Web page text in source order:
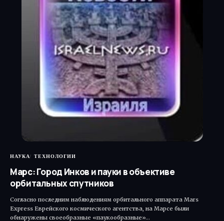
НАУКА ТЕХНОЛОГИИ
Марс: Город Инков и пауки в объективе
орбитальных спутников
Согласно последним наблюдениям орбитального аппарата Mars
Express Еврейского космического агентства, на Марсе были
обнаружены своеобразные «паукообразные»…